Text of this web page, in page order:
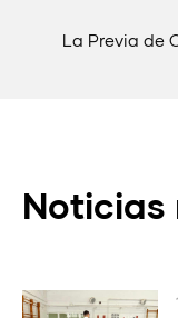
La Previa de
Noticias